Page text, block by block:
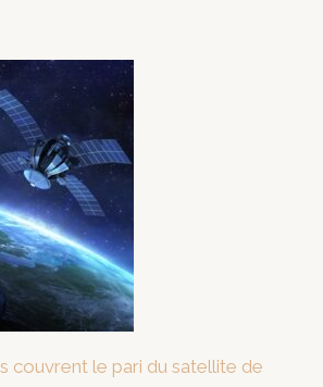
couvrent le pari du satellite de